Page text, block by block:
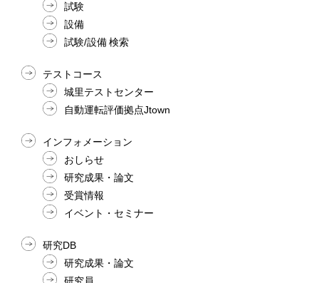
試験
設備
試験/設備 検索
テストコース
城里テストセンター
自動運転評価拠点Jtown
インフォメーション
おしらせ
研究成果・論文
受賞情報
イベント・セミナー
研究DB
研究成果・論文